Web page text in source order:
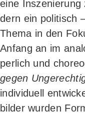
eine
dern ein poli­tisch
The­ma in den
Anfang an im
per­lich und
gegen
indi­vi­du­ell
bil­der wur­den